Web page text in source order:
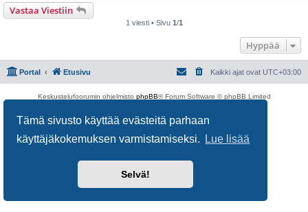
Tämä sivusto käyttää evästeitä parhaan
käyttäjäkokemuksen varmistamiseksi.
Lue lisää
Selvä!
Vastaa Viestiin
1 viesti • Sivu 1/1
Hyppää
Portal Etusivu Kaikki ajat ovat UTC+03:00
Keskustelufoorumin ohjelmisto phpBB® Forum Software © phpBB Limited
Yksityisyys|Ehdot